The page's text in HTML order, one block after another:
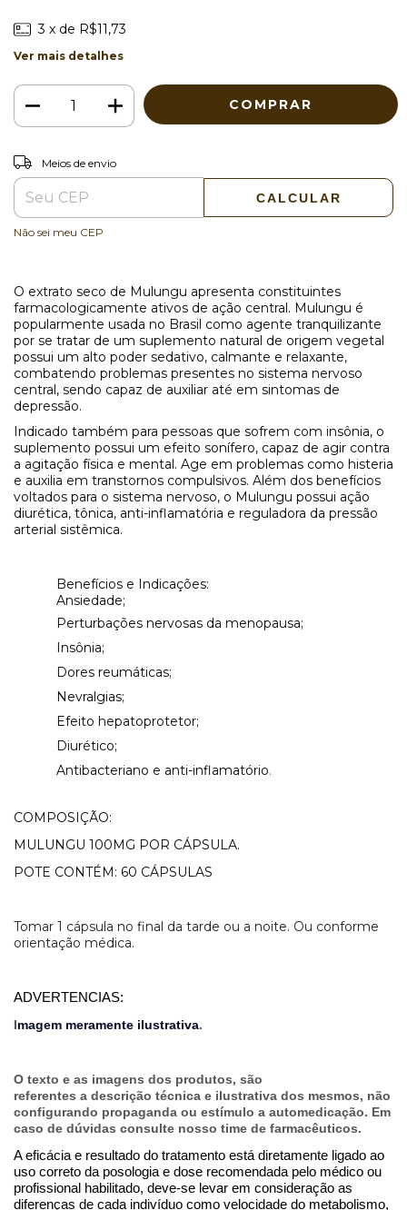
3 x de R$11,73
Ver mais detalhes
Entregas para o CEP:
Meios de envio
CALCULAR
Não sei meu CEP
O extrato seco de Mulungu apresenta constituintes
farmacologicamente ativos de ação central. Mulungu é
popularmente usada no Brasil como agente tranquilizante
por se tratar de um suplemento natural de origem vegetal
possui um alto poder sedativo, calmante e relaxante,
combatendo problemas presentes no sistema nervoso
central, sendo capaz de auxiliar até em sintomas de
depressão.
Indicado também para pessoas que sofrem com insônia, o
suplemento possui um efeito sonífero, capaz de agir contra
a agitação física e mental. Age em problemas como histeria
e auxilia em transtornos compulsivos. Além dos benefícios
voltados para o sistema nervoso, o Mulungu possui ação
diurética, tônica, anti-inflamatória e reguladora da pressão
arterial sistêmica.
Benefícios e Indicações:
Ansiedade;
Perturbações nervosas da menopausa;
Insônia;
Dores reumáticas;
Nevralgias;
Efeito hepatoprotetor;
Diurético;
Antibacteriano e anti-inflamatório.
COMPOSIÇÃO:
MULUNGU 100MG POR CÁPSULA.
POTE CONTÉM: 60 CÁPSULAS
Tomar 1 cápsula no final da tarde ou a noite. Ou conforme
orientação médica.
ADVERTENCIAS:
Imagem meramente ilustrativa.
O texto e as imagens dos produtos, são
referentes a descrição técnica e ilustrativa dos mesmos, não
configurando propaganda ou estímulo a automedicação. Em
caso de dúvidas consulte nosso time de farmacêuticos.
A eficácia e resultado do tratamento está diretamente ligado ao
uso correto da posologia e dose recomendada pelo médico ou
profissional habilitado, deve-se levar em consideração as
diferenças de cada indivíduo como velocidade do metabolismo,